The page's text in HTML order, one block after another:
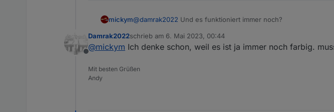
mickym@damrak2022 Und es funktioniert immer noch?
Offline
Damrak2022schrieb am 6. Mai 2023, 00:44
zuletzt editiert von
@mickym Ich denke schon, weil es ist ja immer noch farbig.
Mit besten Grüßen
Andy